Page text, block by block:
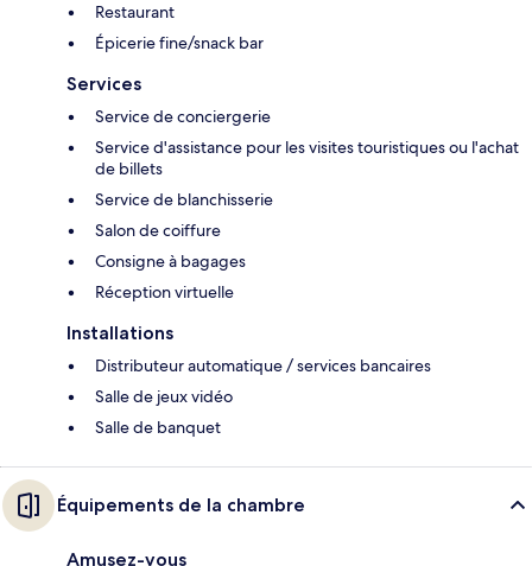
Restaurant
Épicerie fine/snack bar
Services
Service de conciergerie
Service d'assistance pour les visites touristiques ou l'achat
de billets
Service de blanchisserie
Salon de coiffure
Consigne à bagages
Réception virtuelle
Installations
Distributeur automatique / services bancaires
Salle de jeux vidéo
Salle de banquet
Équipements de la chambre
Amusez-vous